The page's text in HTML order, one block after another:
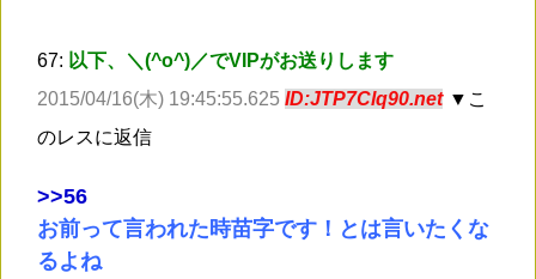
67: 以下、＼(^o^)／でVIPがお送りします
2015/04/16(木) 19:45:55.625 ID:JTP7Clq90.net ▼こ
のレスに返信
>>56
お前って言われた時苗字です！とは言いたくな
るよね